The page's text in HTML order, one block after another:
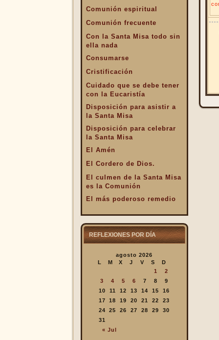
Comunión espiritual
Comunión frecuente
Con la Santa Misa todo sin
ella nada
Consumarse
Cristificación
Cuidado que se debe tener
con la Eucaristía
Disposición para asistir a
la Santa Misa
Disposición para celebrar
la Santa Misa
El Amén
El Cordero de Dios.
El culmen de la Santa Misa
es la Comunión
El más poderoso remedio
El Pan de la Palabra y el
El Pan nuestro de cada día.
El valor infinto de la Santa
En la Santa Misa Dios nos
da todo
En la Santa Misa la Iglesia
se ofrece a sí misma
En la Santa Misa recibimos
REFLEXIONES POR DÍA
agosto 2026
L
M X J V S D
« Jul
1
2
3
4 5 6 7 8
9
10
11 12 13 14 15
16
17
18 19 20 21 22
23
24
25 26 27 28 29
30
31